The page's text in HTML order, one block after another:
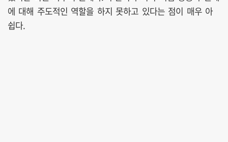
에 대해 주도적인 역할을 하지 못하고 있다는 점이 매우 아
쉽다.